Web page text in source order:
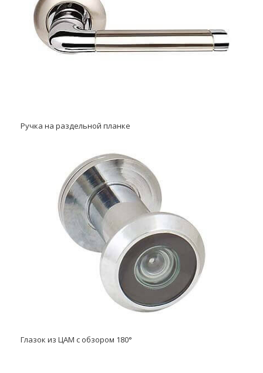
Ручка на раздельной планке
Глазок из ЦАМ с обзором 180°